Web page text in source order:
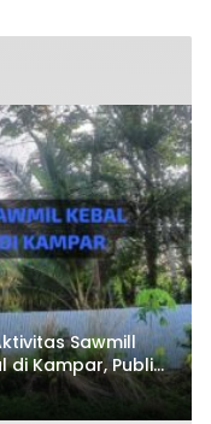
Sawmill
di Kampar, Publik
Hukum Polres